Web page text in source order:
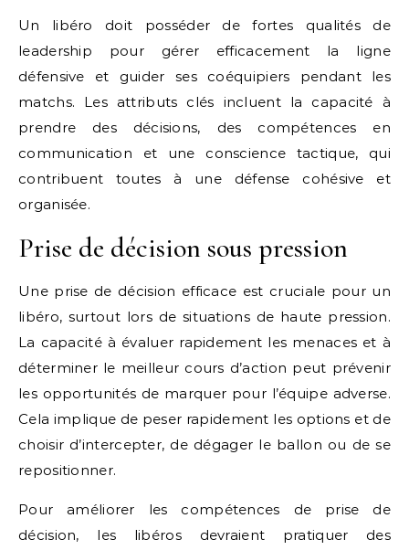
Un libéro doit posséder de fortes qualités de
leadership pour gérer efficacement la ligne
défensive et guider ses coéquipiers pendant les
matchs. Les attributs clés incluent la capacité à
prendre des décisions, des compétences en
communication et une conscience tactique, qui
contribuent toutes à une défense cohésive et
organisée.
Prise de décision sous pression
Une prise de décision efficace est cruciale pour un
libéro, surtout lors de situations de haute pression.
La capacité à évaluer rapidement les menaces et à
déterminer le meilleur cours d’action peut prévenir
les opportunités de marquer pour l’équipe adverse.
Cela implique de peser rapidement les options et de
choisir d’intercepter, de dégager le ballon ou de se
repositionner.
Pour améliorer les compétences de prise de
décision, les libéros devraient pratiquer des